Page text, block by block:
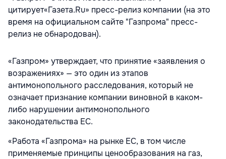
цитирует«Газета.Ru» пресс-релиз компании (на это
время на официальном сайте "Газпрома" пресс-
релиз не обнародован).
«Газпром» утверждает, что принятие «заявления о
возражениях» — это один из этапов
антимонопольного расследования, который не
означает признание компании виновной в каком-
либо нарушении антимонопольного
законодательства ЕС.
«Работа «Газпрома» на рынке ЕС, в том числе
применяемые принципы ценообразования на газ,